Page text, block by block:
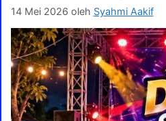
14 Mei 2026 oleh Syahmi Aakif